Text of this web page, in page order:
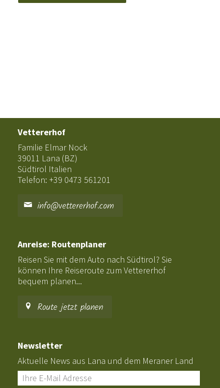
Vettererhof
Familie Elmar Nock
39011 Lana (BZ)
Südtirol Italien
Telefon: +39 0473 561201
info@vettererhof.com
Anreise: Routenplaner
Reisen Sie mit dem Auto nach Südtirol? Sie
können Ihre Reiseroute zum Vettererhof
bequem planen...
Route jetzt planen
Newsletter
Aktuelle News aus Lana und dem Meraner Land